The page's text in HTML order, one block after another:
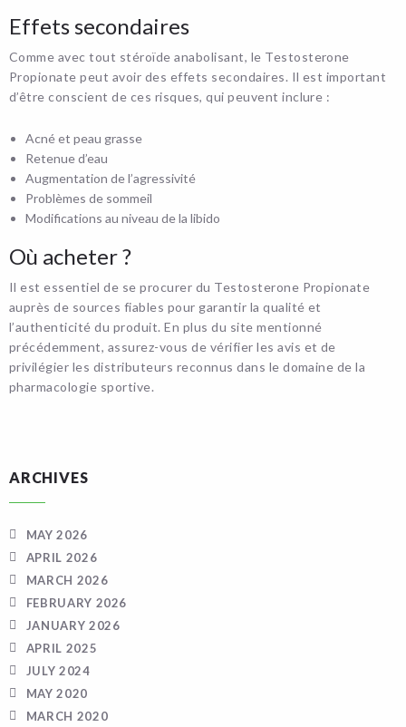
Effets secondaires
Comme avec tout stéroïde anabolisant, le Testosterone
Propionate peut avoir des effets secondaires. Il est important
d’être conscient de ces risques, qui peuvent inclure :
Acné et peau grasse
Retenue d’eau
Augmentation de l’agressivité
Problèmes de sommeil
Modifications au niveau de la libido
Où acheter ?
Il est essentiel de se procurer du Testosterone Propionate
auprès de sources fiables pour garantir la qualité et
l’authenticité du produit. En plus du site mentionné
précédemment, assurez-vous de vérifier les avis et de
privilégier les distributeurs reconnus dans le domaine de la
pharmacologie sportive.
ARCHIVES
MAY 2026
APRIL 2026
MARCH 2026
FEBRUARY 2026
JANUARY 2026
APRIL 2025
JULY 2024
MAY 2020
MARCH 2020